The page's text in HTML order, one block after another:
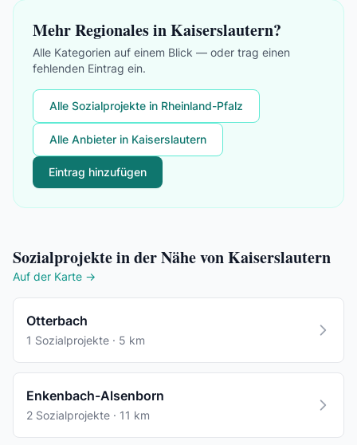
Mehr Regionales in Kaiserslautern?
Alle Kategorien auf einem Blick — oder trag einen
fehlenden Eintrag ein.
Alle Sozialprojekte in Rheinland-Pfalz
Alle Anbieter in Kaiserslautern
Eintrag hinzufügen
Sozialprojekte in der Nähe von Kaiserslautern
Auf der Karte →
Otterbach
1 Sozialprojekte · 5 km
Enkenbach-Alsenborn
2 Sozialprojekte · 11 km